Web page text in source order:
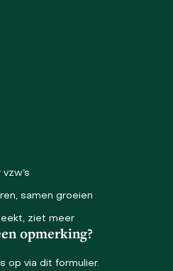
samen groeien
ziet meer
opmerking?
op via dit formulier.